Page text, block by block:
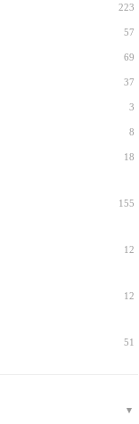
223
57
69
37
3
8
18
155
12
12
51